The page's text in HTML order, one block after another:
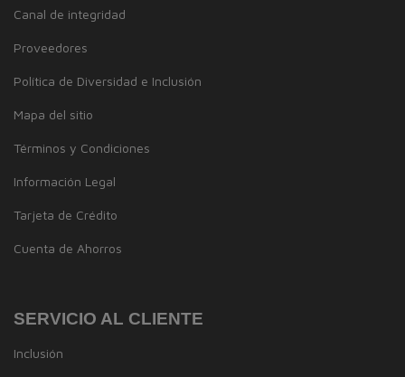
Canal de integridad
Proveedores
Política de Diversidad e Inclusión
Mapa del sitio
Términos y Condiciones
Información Legal
Tarjeta de Crédito
Cuenta de Ahorros
SERVICIO AL CLIENTE
Inclusión